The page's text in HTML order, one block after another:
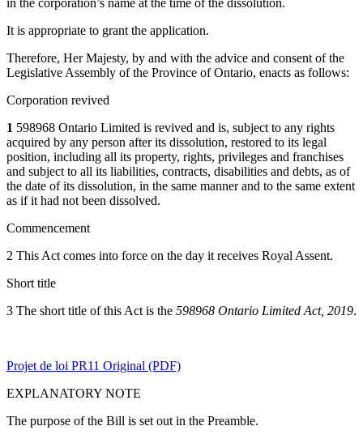
in the corporation’s name at the time of the dissolution.
It is appropriate to grant the application.
Therefore, Her Majesty, by and with the advice and consent of the
Legislative Assembly of the Province of Ontario, enacts as follows:
Corporation revived
1 598968 Ontario Limited is revived and is, subject to any rights
acquired by any person after its dissolution, restored to its legal
position, including all its property, rights, privileges and franchises
and subject to all its liabilities, contracts, disabilities and debts, as of
the date of its dissolution, in the same manner and to the same extent
as if it had not been dissolved.
Commencement
2 This Act comes into force on the day it receives Royal Assent.
Short title
3 The short title of this Act is the 598968 Ontario Limited Act, 2019.
Projet de loi PR11 Original (PDF)
EXPLANATORY NOTE
The purpose of the Bill is set out in the Preamble.